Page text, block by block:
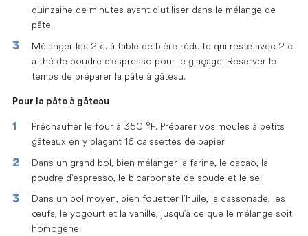
quinzaine de minutes avant d’utiliser dans le mélange de
pâte.
Mélanger les 2 c. à table de bière réduite qui reste avec 2 c.
à thé de poudre d’espresso pour le glaçage. Réserver le
temps de préparer la pâte à gâteau.
Pour la pâte à gâteau
Préchauffer le four à 350 °F. Préparer vos moules à petits
gâteaux en y plaçant 16 caissettes de papier.
Dans un grand bol, bien mélanger la farine, le cacao, la
poudre d’espresso, le bicarbonate de soude et le sel.
Dans un bol moyen, bien fouetter l’huile, la cassonade, les
œufs, le yogourt et la vanille, jusqu’à ce que le mélange soit
homogène.